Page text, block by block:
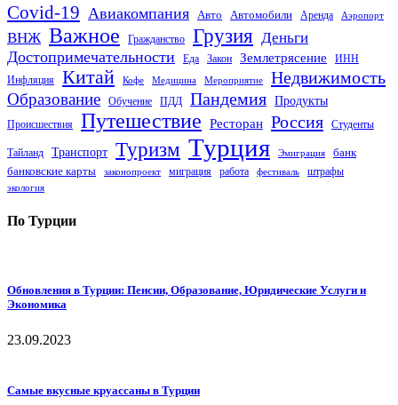
Covid-19 Авиакомпания Авто Автомобили Аренда Аэропорт
ВНЖ Важное Гражданство Грузия Деньги
Достопримечательности
Еда Закон Землетрясение
ИНН
Инфляция
Китай Кофе Медицина Мероприятие Недвижимость
Образование Обучение ПДД Пандемия Продукты
Происшествия Путешествие Ресторан Россия Студенты
Тайланд Транспорт Туризм Турция Эмиграция
банк
банковские карты
законопроект миграция работа фестиваль штрафы
экология
По Турции
Обновления в Турции: Пенсии, Образование, Юридические Услуги и
Экономика
23.09.2023
Самые вкусные круассаны в Турции